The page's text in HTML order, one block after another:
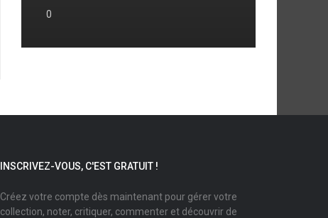
0
INSCRIVEZ-VOUS, C'EST GRATUIT !
Créez votre compte dès maintenant pour gérer votre
collection, noter, critiquer, commenter et découvrir de